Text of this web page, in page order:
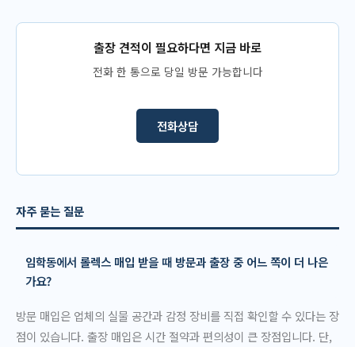
출장 견적이 필요하다면 지금 바로
전화 한 통으로 당일 방문 가능합니다
전화상담
자주 묻는 질문
임학동에서 롤렉스 매입 받을 때 방문과 출장 중 어느 쪽이 더 나은
가요?
방문 매입은 업체의 실물 공간과 감정 장비를 직접 확인할 수 있다는 장
점이 있습니다. 출장 매입은 시간 절약과 편의성이 큰 장점입니다. 단,